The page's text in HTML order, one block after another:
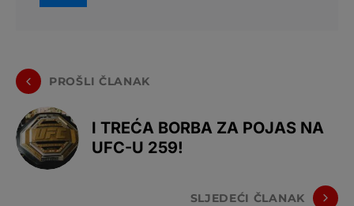
PROŠLI ČLANAK
I TREĆA BORBA ZA POJAS NA
UFC-U 259!
SLJEDEĆI ČLANAK